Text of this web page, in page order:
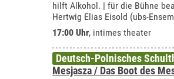
hilft Alkohol. | für die Bühne
Hertwig Elias Eisold (ubs-
17:00 Uhr, intimes theater
Deutsch-Polnisches
Mesjasza / Das Boot des